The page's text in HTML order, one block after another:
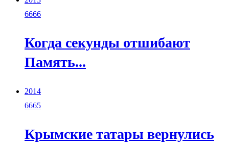
6666
Когда секунды отшибают
Память...
2014
6665
Крымские татары вернулись